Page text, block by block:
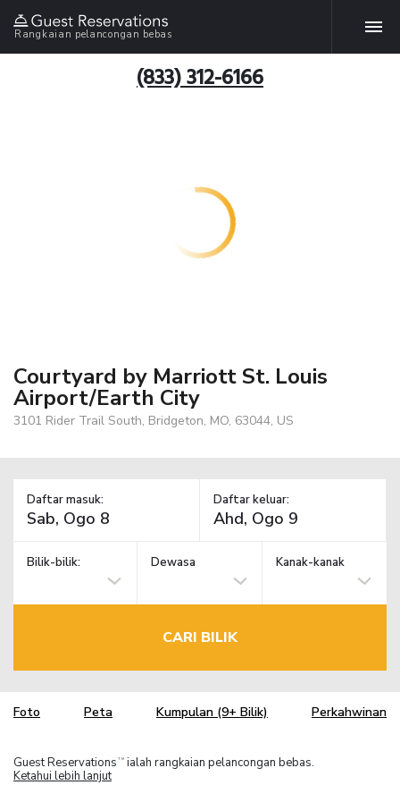
Rangkaian pelancongan bebas
(833) 312-6166
Courtyard by Marriott St. Louis
Airport/Earth City
3101 Rider Trail South, Bridgeton, MO, 63044, US
Daftar masuk: Daftar keluar:
Bilik-bilik: Dewasa Kanak-kanak
CARI BILIK
Foto Peta Kumpulan (9+ Bilik) Perkahwinan
Guest Reservations TM ialah rangkaian pelancongan bebas.
Ketahui lebih lanjut